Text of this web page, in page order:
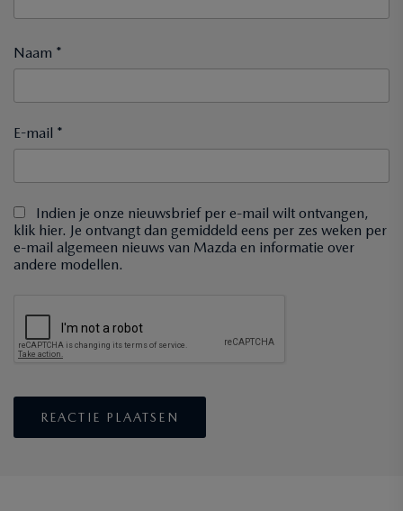
Naam *
E-mail *
Indien je onze nieuwsbrief per e-mail wilt ontvangen,
klik hier. Je ontvangt dan gemiddeld eens per zes weken per
e-mail algemeen nieuws van Mazda en informatie over
andere modellen.